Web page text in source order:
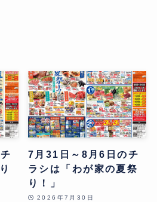
7月31日～8月6日のチ
ラシは「わが家の夏祭
り！」
2026年7月30日